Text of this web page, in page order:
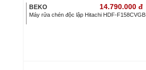
BEKO
14.790.000 đ
Máy rửa chén độc lập Hitachi HDF-F158CVGB